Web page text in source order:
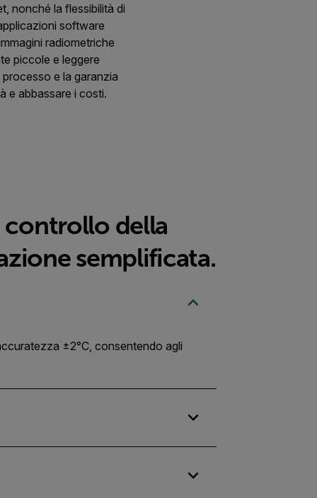
nonché la flessibilità di
software
radiometriche
piccole e leggere
e la garanzia
e abbassare i costi.
controllo della
semplificata.
±2°C, consentendo agli